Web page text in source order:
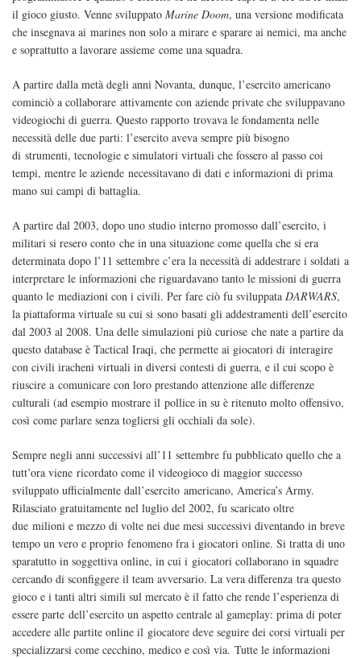
il gioco giusto. Venne sviluppato Marine Doom, una versione modificata
che insegnava ai marines non solo a mirare e sparare ai nemici, ma anche
e soprattutto a lavorare assieme come una squadra.
A partire dalla metà degli anni Novanta, dunque, l’esercito americano
cominciò a collaborare attivamente con aziende private che sviluppavano
videogiochi di guerra. Questo rapporto trovava le fondamenta nelle
necessità delle due parti: l’esercito aveva sempre più bisogno
di strumenti, tecnologie e simulatori virtuali che fossero al passo coi
tempi, mentre le aziende necessitavano di dati e informazioni di prima
mano sui campi di battaglia.
A partire dal 2003, dopo uno studio interno promosso dall’esercito, i
militari si resero conto che in una situazione come quella che si era
determinata dopo l’11 settembre c’era la necessità di addestrare i soldati a
interpretare le informazioni che riguardavano tanto le missioni di guerra
quanto le mediazioni con i civili. Per fare ciò fu sviluppata DARWARS,
la piattaforma virtuale su cui si sono basati gli addestramenti dell’esercito
dal 2003 al 2008. Una delle simulazioni più curiose che nate a partire da
questo database è Tactical Iraqi, che permette ai giocatori di interagire
con civili iracheni virtuali in diversi contesti di guerra, e il cui scopo è
riuscire a comunicare con loro prestando attenzione alle differenze
culturali (ad esempio mostrare il pollice in su è ritenuto molto offensivo,
così come parlare senza togliersi gli occhiali da sole).
Sempre negli anni successivi all’11 settembre fu pubblicato quello che a
tutt’ora viene ricordato come il videogioco di maggior successo
sviluppato ufficialmente dall’esercito americano, America’s Army.
Rilasciato gratuitamente nel luglio del 2002, fu scaricato oltre
due milioni e mezzo di volte nei due mesi successivi diventando in breve
tempo un vero e proprio fenomeno fra i giocatori online. Si tratta di uno
sparatutto in soggettiva online, in cui i giocatori collaborano in squadre
cercando di sconfiggere il team avversario. La vera differenza tra questo
gioco e i tanti altri simili sul mercato è il fatto che rende l’esperienza di
essere parte dell’esercito un aspetto centrale al gameplay: prima di poter
accedere alle partite online il giocatore deve seguire dei corsi virtuali per
specializzarsi come cecchino, medico e così via. Tutte le informazioni